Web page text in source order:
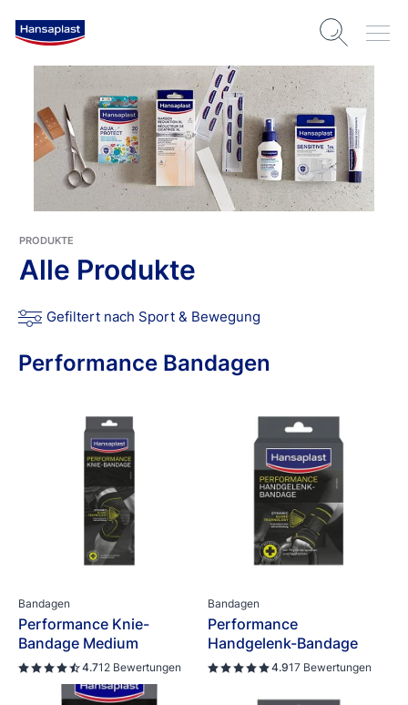
PRODUKTE
Alle Produkte
Gefiltert nach Sport & Bewegung
Performance Bandagen
Bandagen
Performance Knie-
Bandage Medium
4.712 Bewertungen
Bandagen
Performance
Handgelenk-Bandage
4.917 Bewertungen